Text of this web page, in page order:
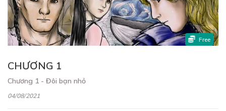
CHƯƠNG 1
Chương 1 - Đôi bạn nhỏ
04/08/2021
Free